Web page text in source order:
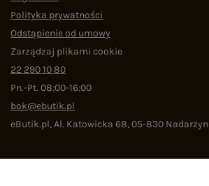
Polityka prywatności
Odstąpienie od umowy
Zarządzaj plikami cookie
22 290 10 80
Pn.-Pt. 08:00-16:00
bok@ebutik.pl
eButik.pl,Al. Katowicka 68,05-830 Nadarzyn